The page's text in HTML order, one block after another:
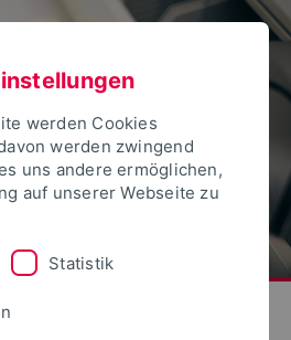
Ostwestfalen-Lippe
werden Cookies
werden zwingend
uns andere ermöglichen,
auf unserer Webseite zu
Statistik